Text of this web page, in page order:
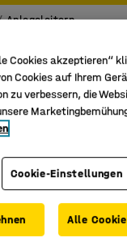
Anlegeleitern
Cookies akzeptieren“
Cookies auf Ihrem
zu verbessern, die
Cookie-Einstellungen
Alle